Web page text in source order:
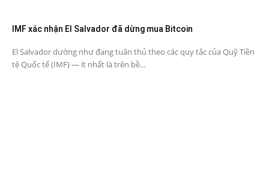
IMF xác nhận El Salvador đã dừng mua Bitcoin
El Salvador dường như đang tuân thủ theo các quy tắc của Quỹ Tiền
tệ Quốc tế (IMF) — ít nhất là trên bề...